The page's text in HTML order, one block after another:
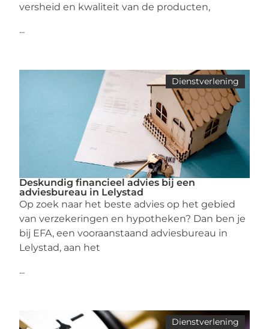
versheid en kwaliteit van de producten,
...
Dienstverlening
Deskundig financieel advies bij een
adviesbureau in Lelystad
Op zoek naar het beste advies op het gebied
van verzekeringen en hypotheken? Dan ben je
bij EFA, een vooraanstaand adviesbureau in
Lelystad, aan het
...
Dienstverlening